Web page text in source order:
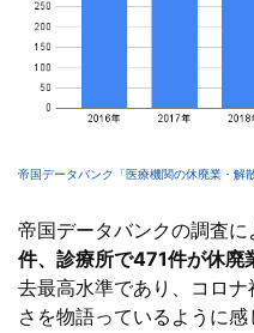
帝国データバンク「医療機関の休廃業・解
帝国データバンクの調査
件、診療所で471件が休廃
去最高水準であり、コロ
さを物語っているように感